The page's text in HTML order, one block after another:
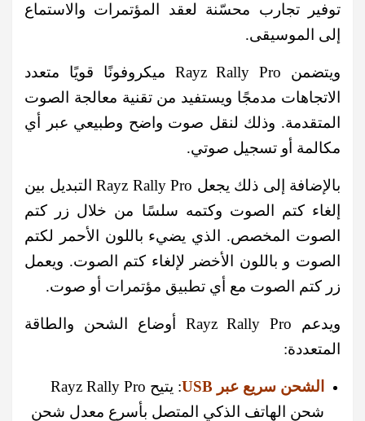
توفير تجارب محسّنة لعقد المؤتمرات والاستماع
إلى الموسيقى.
ويتضمن Rayz Rally Pro ميكروفونًا قويًا متعدد
الاتجاهات مدمجًا ويستفيد من تقنية معالجة الصوت
المتقدمة. وذلك لنقل صوت واضح وطبيعي عبر أي
مكالمة أو تسجيل صوتي.
بالإضافة إلى ذلك يجعل Rayz Rally Pro التبديل بين
إلغاء كتم الصوت وكتمه سلسًا من خلال زر كتم
الصوت المخصص. الذي يضيء باللون الأحمر لكتم
الصوت و باللون الأخضر لإلغاء كتم الصوت. ويعمل
زر كتم الصوت مع أي تطبيق مؤتمرات أو صوت.
ويدعم Rayz Rally Pro أوضاع الشحن والطاقة
المتعددة:
الشحن سريع عبر USB
: يتيح Rayz Rally Pro
شحن الهاتف الذكي المتصل بأسرع معدل شحن